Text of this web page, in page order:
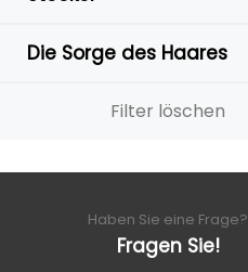
Die Sorge des Haares
Filter löschen
Haben Sie eine Frage?
Fragen Sie!